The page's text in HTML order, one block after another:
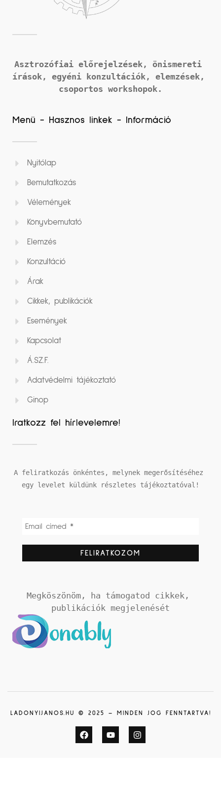
Asztrozófiai előrejelzések, önismereti
írások,
csoportos workshopok.
Menü - Hasznos linkek - Információ
Nyitólap
Bemutatkozás
Vélemények
Könyvbemutató
Elemzés
Konzultáció
Árak
Cikkek, publikációk
Események
Kapcsolat
Á.SZ.F.
Adatvédelmi tájékoztató
Ginop
Iratkozz fel hírlevelemre!
A feliratkozás önkéntes, melynek megerősítéséhez
egy levelet küldünk részletes tájékoztatóval!
Megköszönöm, ha támogatod cikkek,
publikációk megjelenését
LADONYIJANOS.HU © 2025 – MINDEN JOG FENNTARTVA!